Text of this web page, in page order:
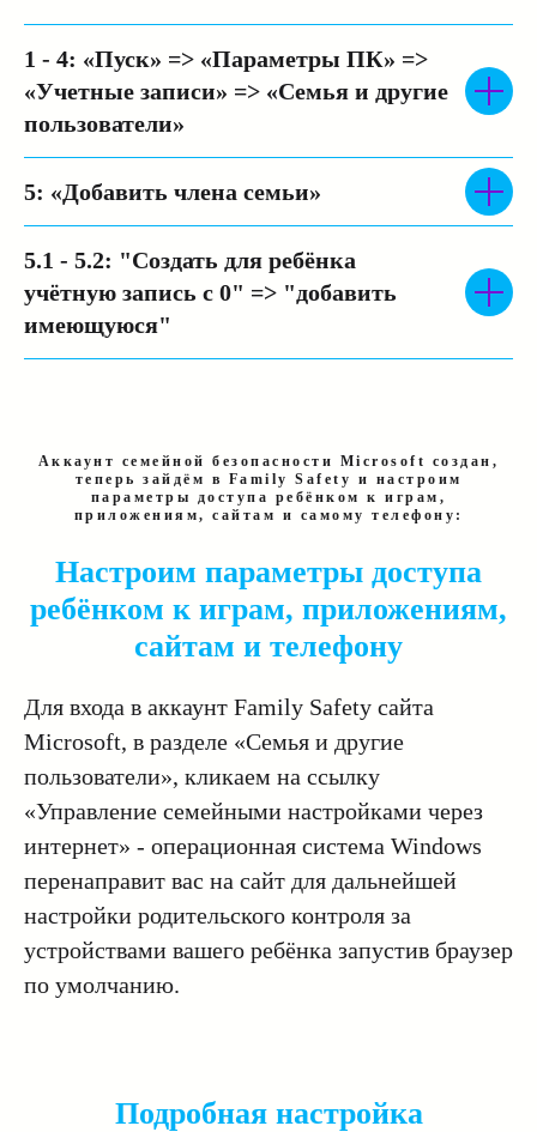
1 - 4: «Пуск» => «Параметры ПК» =>
«Учетные записи» => «Семья и другие
пользователи»
5: «Добавить члена семьи»
5.1 - 5.2: "Создать для ребёнка
учётную запись с 0" => "добавить
имеющуюся"
Аккаунт семейной безопасности Microsoft создан,
теперь зайдём в Family Safety и настроим
параметры доступа ребёнком к играм,
приложениям, сайтам и самому телефону:
Настроим параметры доступа
ребёнком к играм, приложениям,
сайтам и телефону
Для входа в аккаунт Family Safety сайта
Microsoft, в разделе «Семья и другие
пользователи», кликаем на ссылку
«Управление семейными настройками через
интернет» - операционная система Windows
перенаправит вас на сайт для дальнейшей
настройки родительского контроля за
устройствами вашего ребёнка запустив браузер
по умолчанию.
Подробная настройка